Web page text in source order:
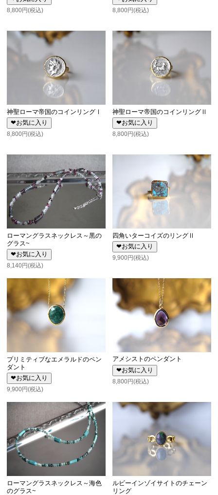
8,800円(税込) 8,800円(税込)
神聖ローマ帝国のコインリングⅠ
❤お気に入り
8,800円(税込)
神聖ローマ帝国のコインリングⅡ
❤お気に入り
8,800円(税込)
ローマングラスネックレス～黒の
グラス~
❤お気に入り
8,140円(税込)
四角いターコイズのリングⅡ
❤お気に入り
9,900円(税込)
プリミティブなエメラルドのペン
ダント
❤お気に入り
9,900円(税込)
アメシストのペンダント
❤お気に入り
8,800円(税込)
ローマングラスネックレス～海色
のグラス~
ルビーインゾイサイトのチェーン
リング